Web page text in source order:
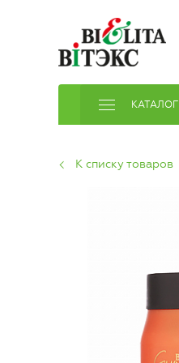
КАТАЛОГ
К списку товаров